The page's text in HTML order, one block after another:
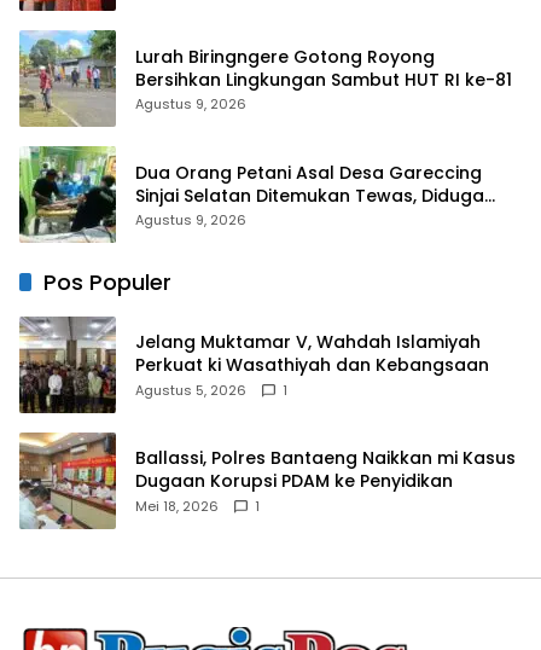
Lurah Biringngere Gotong Royong
Bersihkan Lingkungan Sambut HUT RI ke-81
Agustus 9, 2026
Dua Orang Petani Asal Desa Gareccing
Sinjai Selatan Ditemukan Tewas, Diduga
“Kennaki Strom Kasian”
Agustus 9, 2026
Pos Populer
Jelang Muktamar V, Wahdah Islamiyah
Perkuat ki Wasathiyah dan Kebangsaan
Agustus 5, 2026 1
Ballassi, Polres Bantaeng Naikkan mi Kasus
Dugaan Korupsi PDAM ke Penyidikan
Mei 18, 2026 1